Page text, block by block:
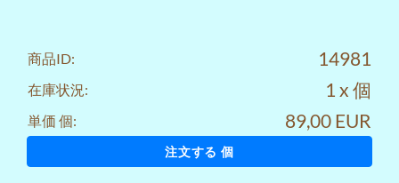
商品ID: 14981
在庫状況: 1 x 個
単価 個: 89,00 EUR
注文する 個